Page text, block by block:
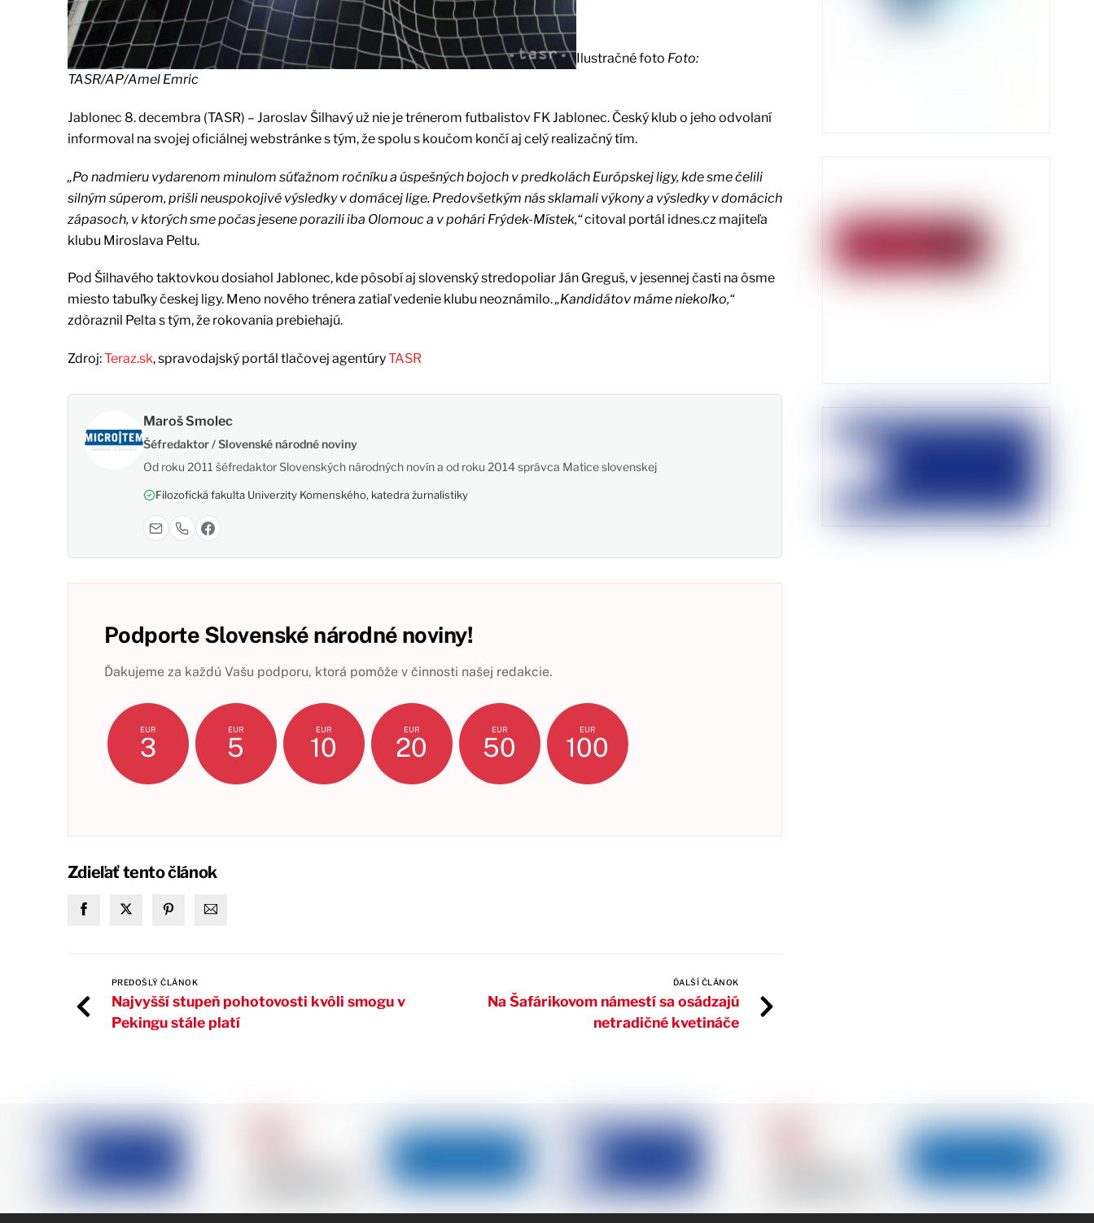
Ilustračné foto Foto:
TASR/AP/Amel Emric
Jablonec 8. decembra (TASR) – Jaroslav Šilhavý už nie je trénerom futbalistov FK Jablonec. Český klub o jeho odvolaní
informoval na svojej oficiálnej webstránke s tým, že spolu s koučom končí aj celý realizačný tím.
„Po nadmieru vydarenom minulom súťažnom ročníku a úspešných bojoch v predkolách Európskej ligy, kde sme čelili
silným súperom, prišli neuspokojivé výsledky v domácej lige. Predovšetkým nás sklamali výkony a výsledky v domácich
zápasoch, v ktorých sme počas jesene porazili iba Olomouc a v pohári Frýdek-Místek,“citoval portál idnes.cz majiteľa
klubu Miroslava Peltu.
Pod Šilhavého taktovkou dosiahol Jablonec, kde pôsobí aj slovenský stredopoliar Ján Greguš, v jesennej časti na ôsme
miesto tabuľky českej ligy. Meno nového trénera zatiaľ vedenie klubu neoznámilo.„Kandidátov máme niekoľko,“
zdôraznil Pelta s tým, že rokovania prebiehajú.
Zdroj:Teraz.sk, spravodajský portál tlačovej agentúryTASR
Maroš Smolec
Šéfredaktor / Slovenské národné noviny
Od roku 2011 šéfredaktor Slovenských národných novín a od roku 2014 správca Matice slovenskej
Filozofická fakulta Univerzity Komenského, katedra žurnalistiky
Podporte Slovenské národné noviny!
Ďakujeme za každú Vašu podporu, ktorá pomôže v činnosti našej redakcie.
EUR
3
EUR
5
EUR
10
EUR
20
EUR
50
EUR
100
Zdieľať tento článok
PREDOŠLÝ ČLÁNOK
Najvyšší stupeň pohotovosti kvôli smogu v
Pekingu stále platí
ĎALŠÍ ČLÁNOK
Na Šafárikovom námestí sa osádzajú
netradičné kvetináče